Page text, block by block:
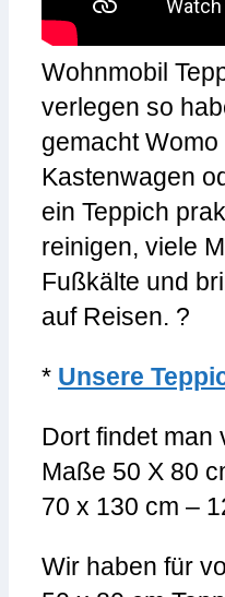
Wohnmobil
verlegen so
gemacht
Kastenwagen
ein Teppich
reinigen, viele
Fußkälte und
auf Reisen. ?
* Unsere
Dort findet man
Maße 50 X 80
70 x 130 cm –
Wir haben für